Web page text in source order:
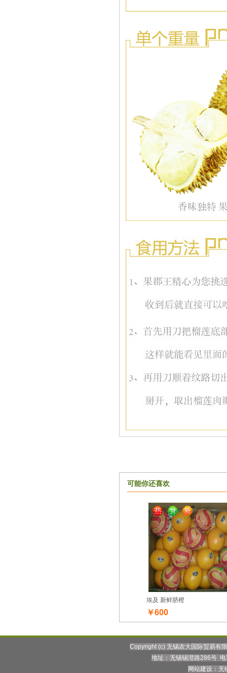
可能你还喜欢
埃及 新鲜脐橙
￥600
Copyright (c) 无锡农大国际贸易有
地址：无锡锡澄路286号
网站建设：